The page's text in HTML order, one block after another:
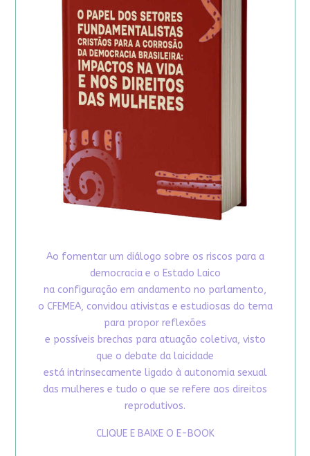
Ao fomentar um diálogo sobre os riscos para a
democracia e o Estado Laico
na configuração em andamento no parlamento,
o CFEMEA, convidou ativistas e estudiosas do tema
para propor reflexões
e possíveis brechas para atuação coletiva, visto
que o debate da laicidade
está intrinsecamente ligado à autonomia sexual
das mulheres e tudo o que se refere aos direitos
reprodutivos.
CLIQUE E BAIXE O E-BOOK